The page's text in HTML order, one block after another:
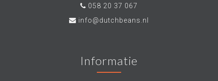
058 20 37 067
info@dutchbeans.nl
Informatie